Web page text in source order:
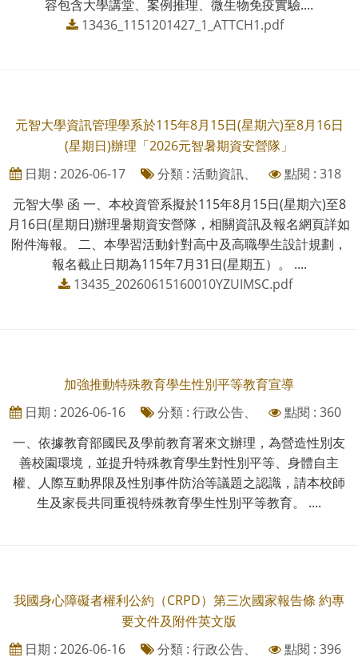
容包含大學講堂、案例推理、微生物免疫實驗....
13436_1151201427_1_ATTCH1.pdf
元智大學資訊管理學系於115年8月15日(星期六)至8月16日
(星期日)辦理「2026元智暑期資安營隊」
日期 : 2026-06-17
分類 : 活動資訊、
點閱 : 318
元智大學 函 一、本校資管系擬於115年8月15日(星期六)至8
月16日(星期日)辦理暑期資安營隊，相關資訊及報名網頁詳如
附件海報。 二、本學習活動針對高中及高職學生設計規劃，
報名截止日期為115年7月31日(星期五）。 ....
13435_20260615160010YZUIMSC.pdf
加強推動特殊教育學生性別平等教育宣導
日期 : 2026-06-16
分類 : 行政公告、
點閱 : 360
一、依據教育部國民及學前教育署來文辦理，為營造性別友
善校園環境，並提升特殊教育學生對性別平等、身體自主
權、人際互動界限及性別事件防治等議題之認識，請本校師
生及家長共同重視特殊教育學生性別平等教育。 ....
我國身心障礙者權利公約（CRPD）第三次國家報告條 約專
要文件及附件英文版
日期 : 2026-06-16
分類 : 行政公告、
點閱 : 396